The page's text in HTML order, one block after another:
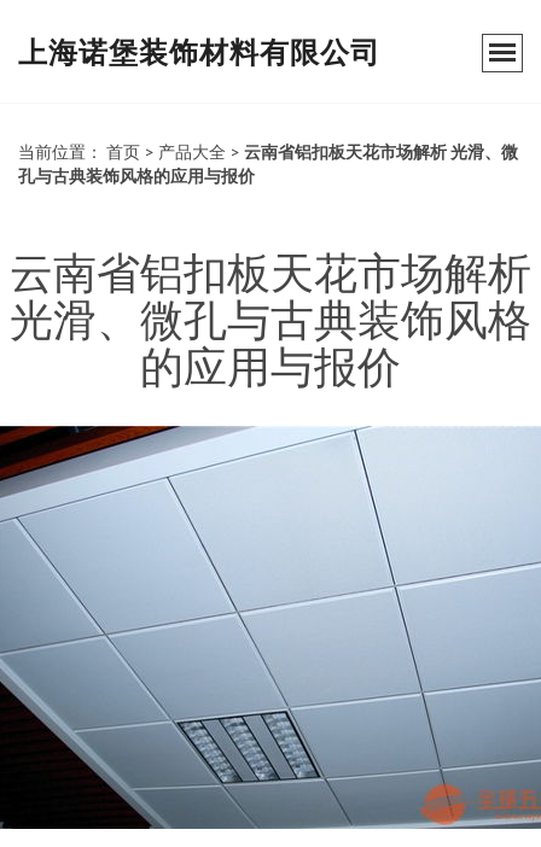
上海诺堡装饰材料有限公司
当前位置： 首页 > 产品大全 > 云南省铝扣板天花市场解析 光滑、微
孔与古典装饰风格的应用与报价
云南省铝扣板天花市场解析
光滑、微孔与古典装饰风格
的应用与报价